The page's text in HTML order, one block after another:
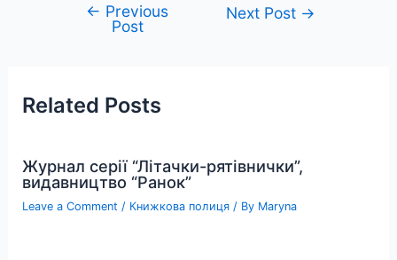
navigation
← Previous
Post
Next Post →
Related Posts
Журнал серії “Літачки-рятівнички”,
видавництво “Ранок”
Leave a Comment / Книжкова полиця / By Maryna